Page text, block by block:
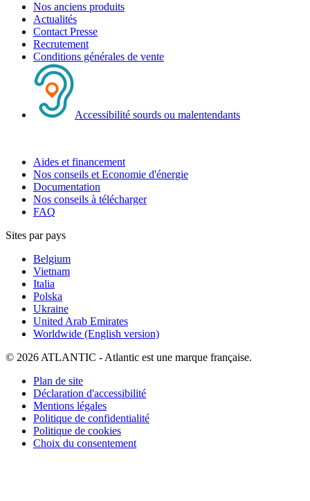
Nos anciens produits
Actualités
Contact Presse
Recrutement
Conditions générales de vente
Accessibilité sourds ou malentendants
Aides et financement
Nos conseils et Economie d'énergie
Documentation
Nos conseils à télécharger
FAQ
Sites par pays
Belgium
Vietnam
Italia
Polska
Ukraine
United Arab Emirates
Worldwide (English version)
© 2026 ATLANTIC - Atlantic est une marque française.
Plan de site
Déclaration d'accessibilité
Mentions légales
Politique de confidentialité
Politique de cookies
Choix du consentement